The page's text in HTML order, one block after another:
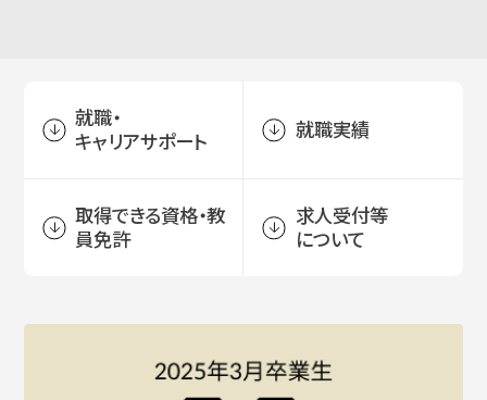
教育・社会連携
学生生活・就職
就職・
キャリアサポート
就職実績
取得できる資格・教
員免許
求人受付等
について